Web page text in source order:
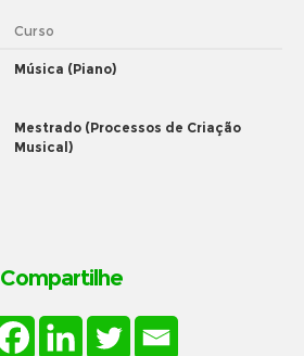
Curso
Música (Piano)
Mestrado (Processos de Criação
Musical)
Compartilhe